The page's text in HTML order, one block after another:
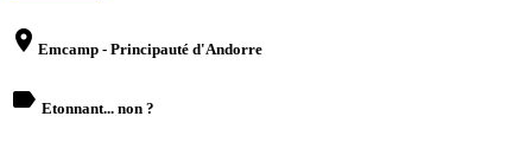
place Emcamp - Principauté d'Andorre
label Etonnant... non ?